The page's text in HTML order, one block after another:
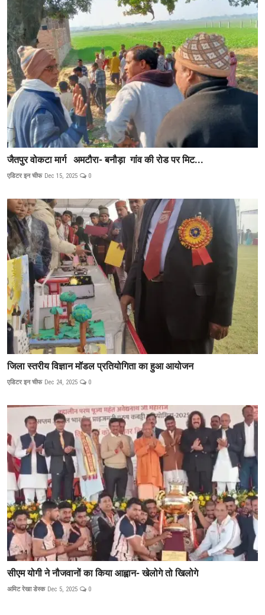
जैतपुर वोकटा मार्ग अमटौरा- बनौड़ा गांव की रोड पर मिट...
एडिटर इन चीफ Dec 15, 2025 0
जिला स्तरीय विज्ञान मॉडल प्रतियोगिता का हुआ आयोजन
एडिटर इन चीफ Dec 24, 2025 0
सीएम योगी ने नौजवानों का किया आह्वान- खेलोगे तो खिलोगे
अमिट रेखा डेस्क Dec 5, 2025 0